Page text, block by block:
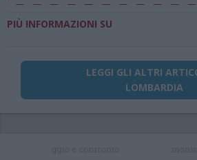
PIÙ INFORMAZIONI SU
LEGGI GLI ALTRI
LOMBARDIA